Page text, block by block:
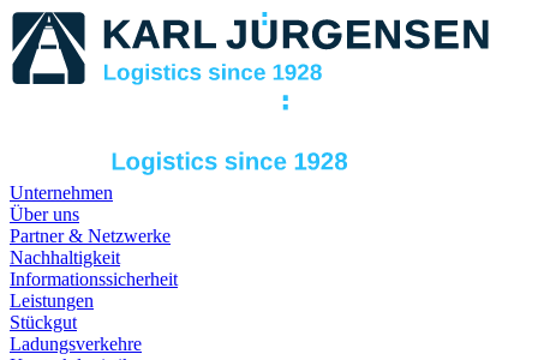
Unternehmen
Über uns
Partner & Netzwerke
Nachhaltigkeit
Informationssicherheit
Leistungen
Stückgut
Ladungsverkehre